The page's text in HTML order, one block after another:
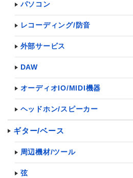
パソコン
レコーディング/防音
外部サービス
DAW
オーディオIO/MIDI機器
ヘッドホン/スピーカー
ギター/ベース
周辺機材/ツール
弦